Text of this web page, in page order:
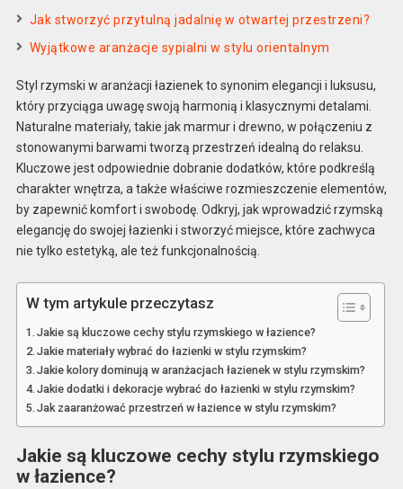
Jak stworzyć przytulną jadalnię w otwartej przestrzeni?
Wyjątkowe aranżacje sypialni w stylu orientalnym
Styl rzymski w aranżacji łazienek to synonim elegancji i luksusu,
który przyciąga uwagę swoją harmonią i klasycznymi detalami.
Naturalne materiały, takie jak marmur i drewno, w połączeniu z
stonowanymi barwami tworzą przestrzeń idealną do relaksu.
Kluczowe jest odpowiednie dobranie dodatków, które podkreślą
charakter wnętrza, a także właściwe rozmieszczenie elementów,
by zapewnić komfort i swobodę. Odkryj, jak wprowadzić rzymską
elegancję do swojej łazienki i stworzyć miejsce, które zachwyca
nie tylko estetyką, ale też funkcjonalnością.
W tym artykule przeczytasz
Jakie są kluczowe cechy stylu rzymskiego w łazience?
Jakie materiały wybrać do łazienki w stylu rzymskim?
Jakie kolory dominują w aranżacjach łazienek w stylu rzymskim?
Jakie dodatki i dekoracje wybrać do łazienki w stylu rzymskim?
Jak zaaranżować przestrzeń w łazience w stylu rzymskim?
Jakie są kluczowe cechy stylu rzymskiego
w łazience?